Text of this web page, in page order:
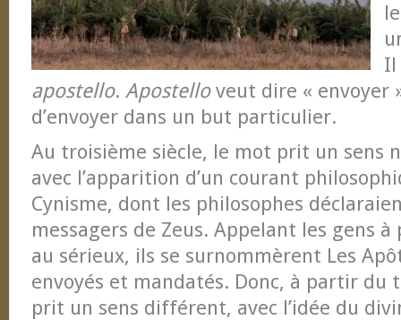
Il
apostello. Apostelloveut dire « envoyer
d’envoyer dans un but particulier.
Au troisième siècle, le mot prit un sens
avec l’apparition d’un courant
Cynisme, dont les philosophes
messagers de Zeus. Appelant les gens
au sérieux, ils se surnommèrent Les
envoyés et mandatés. Donc, à partir du
prit un sens différent, avec l’idée du